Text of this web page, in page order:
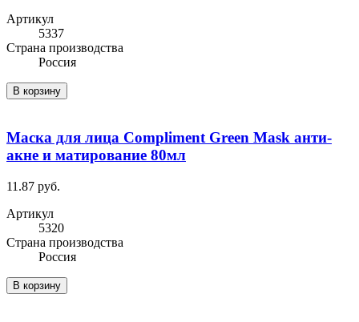
Артикул
5337
Cтрана производства
Россия
В корзину
Маска для лица Compliment Green Mask анти-
акне и матирование 80мл
11.87 руб.
Артикул
5320
Cтрана производства
Россия
В корзину